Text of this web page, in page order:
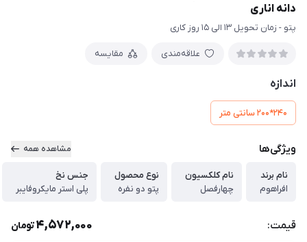
دانه اناری
پتو - زمان تحویل 13 الی 15 روز کاری
علاقه‌مندی مقایسه
اندازه
240*200 سانتی متر
ویژگی‌ها مشاهده همه
نام برند
افراهوم
نام کلکسیون
چهارفصل
نوع محصول
پتو دو نفره
جنس نخ
پلی استر مایکروفایبر
قیمت: 4,572,000تومان